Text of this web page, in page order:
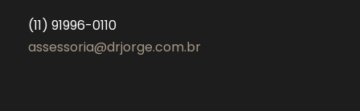
(11) 91996-0110
assessoria@drjorge.com.br